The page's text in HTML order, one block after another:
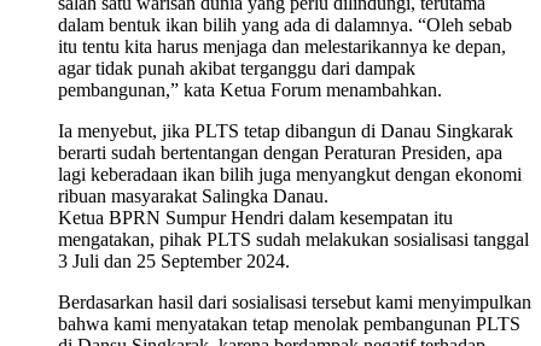
dalam bentuk ikan bilih yang ada di dalamnya. “Oleh sebab
itu tentu kita harus menjaga dan melestarikannya ke depan,
agar tidak punah akibat terganggu dari dampak
pembangunan,” kata Ketua Forum menambahkan.
Ia menyebut, jika PLTS tetap dibangun di Danau Singkarak
berarti sudah bertentangan dengan Peraturan Presiden, apa
lagi keberadaan ikan bilih juga menyangkut dengan ekonomi
ribuan masyarakat Salingka Danau.
Ketua BPRN Sumpur Hendri dalam kesempatan itu
mengatakan, pihak PLTS sudah melakukan sosialisasi tanggal
3 Juli dan 25 September 2024.
Berdasarkan hasil dari sosialisasi tersebut kami menyimpulkan
bahwa kami menyatakan tetap menolak pembangunan PLTS